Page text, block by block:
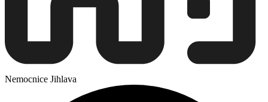
Nemocnice Jihlava